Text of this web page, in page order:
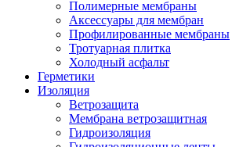
Полимерные мембраны
Аксессуары для мембран
Профилированные мембраны
Тротуарная плитка
Холодный асфальт
Герметики
Изоляция
Ветрозащита
Мембрана ветрозащитная
Гидроизоляция